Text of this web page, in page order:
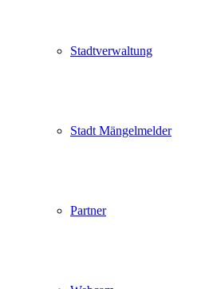
Stadtverwaltung
Stadt Mängelmelder
Partner